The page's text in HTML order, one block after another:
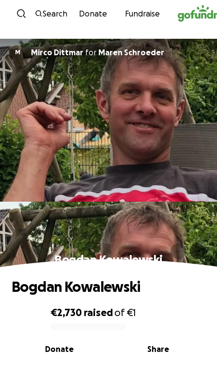
Skip to content
Search Donate Fundraise
M Mirco DittmarforMaren Schroeder
Bogdan Kowalewski
0% complete
€2,730 raisedof€1
Share
Donate
Bogdan Kowalewski